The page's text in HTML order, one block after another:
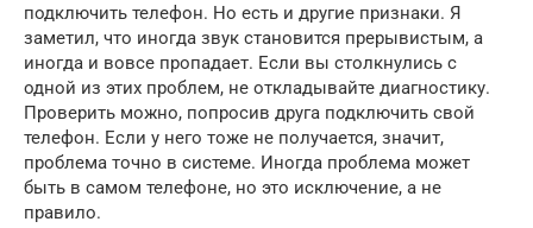
подключить телефон. Но есть и другие признаки. Я
заметил, что иногда звук становится прерывистым, а
иногда и вовсе пропадает. Если вы столкнулись с
одной из этих проблем, не откладывайте диагностику.
Проверить можно, попросив друга подключить свой
телефон. Если у него тоже не получается, значит,
проблема точно в системе. Иногда проблема может
быть в самом телефоне, но это исключение, а не
правило.